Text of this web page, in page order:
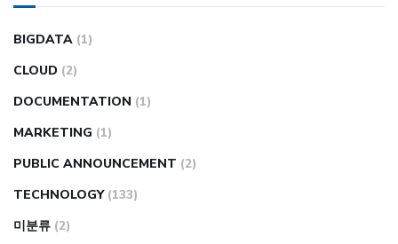
BIGDATA (1)
CLOUD (2)
DOCUMENTATION (1)
MARKETING (1)
PUBLIC ANNOUNCEMENT (2)
TECHNOLOGY (133)
미분류 (2)